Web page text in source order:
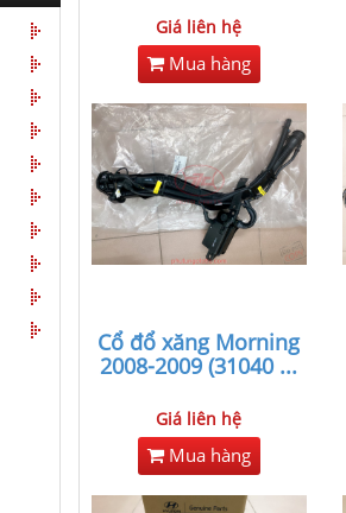
Giá liên hệ
Mua hàng
Cổ đổ xăng Morning
2008-2009 (31040 ...
Giá liên hệ
Mua hàng